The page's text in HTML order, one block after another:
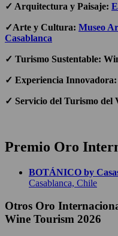
✓ Arquitectura y Paisaje:
✓Arte y Cultura: Museo
Casablanca
✓ Turismo Sustentable:
✓ Experiencia
✓ Servicio del Turismo del
Premio Oro
BOTÁNICO by
Casablanca, Chile
Otros Oro
Wine Tourism 2026